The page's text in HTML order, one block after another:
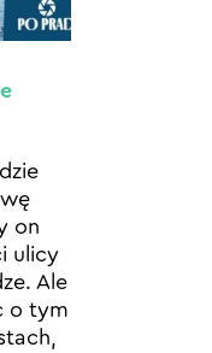
on
ulicy
Ale
o tym